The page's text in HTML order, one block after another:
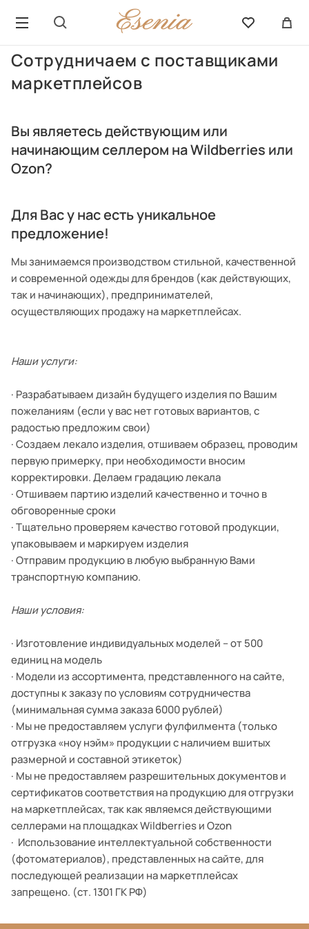
Сотрудничаем с поставщиками
маркетплейсов
Вы являетесь действующим или
начинающим селлером на Wildberries или
Ozon?
Для Вас у нас есть уникальное
предложение!
Мы занимаемся производством стильной, качественной
и современной одежды для брендов (как действующих,
так и начинающих), предпринимателей,
осуществляющих продажу на маркетплейсах.
Наши услуги:
· Разрабатываем дизайн будущего изделия по Вашим
пожеланиям (если у вас нет готовых вариантов, с
радостью предложим свои)
· Создаем лекало изделия, отшиваем образец, проводим
первую примерку, при необходимости вносим
корректировки. Делаем градацию лекала
· Отшиваем партию изделий качественно и точно в
обговоренные сроки
· Тщательно проверяем качество готовой продукции,
упаковываем и маркируем изделия
· Отправим продукцию в любую выбранную Вами
транспортную компанию.
Наши условия:
· Изготовление индивидуальных моделей – от 500
единиц на модель
· Модели из ассортимента, представленного на сайте,
доступны к заказу по условиям сотрудничества
(минимальная сумма заказа 6000 рублей)
· Мы не предоставляем услуги фулфилмента (только
отгрузка «ноу нэйм» продукции с наличием вшитых
размерной и составной этикеток)
· Мы не предоставляем разрешительных документов и
сертификатов соответствия на продукцию для отгрузки
на маркетплейсах, так как являемся действующими
селлерами на площадках Wildberries и Ozon
· Использование интеллектуальной собственности
(фотоматериалов), представленных на сайте, для
последующей реализации на маркетплейсах
запрещено. (ст. 1301 ГК РФ)